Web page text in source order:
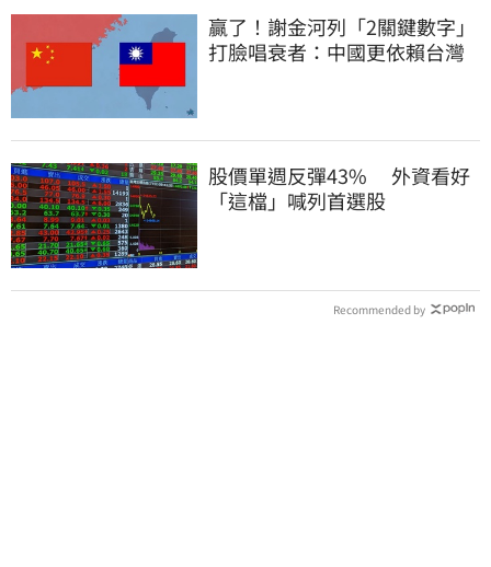
贏了！謝金河列「2關鍵數字」
打臉唱衰者：中國更依賴台灣
股價單週反彈43% 外資看好
「這檔」喊列首選股
Recommended by